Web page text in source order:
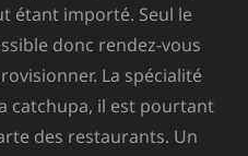
étant importé. Seul le
donc rendez-vous
La spécialité
catchupa, il est pourtant
des restaurants. Un